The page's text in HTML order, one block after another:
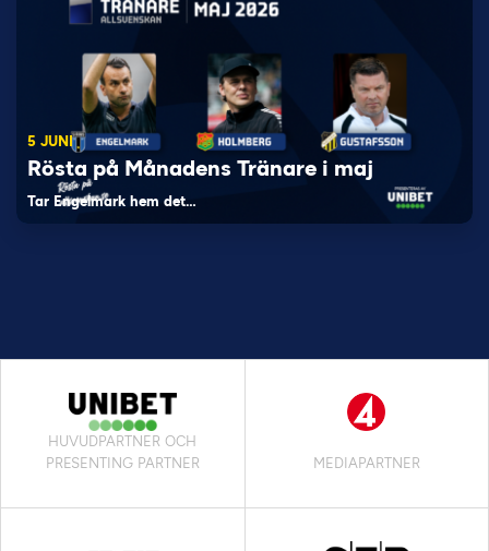
5 JUNI
Rösta på Månadens Tränare i maj
Tar Engelmark hem det…
HUVUDPARTNER OCH
PRESENTING PARTNER
MEDIAPARTNER